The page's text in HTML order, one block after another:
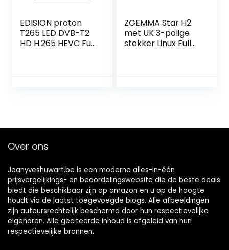
EDISION proton
T265 LED DVB-T2
HD H.265 HEVC Full
ZGEMMA Star H2
met UK 3-polige
stekker Linux Full
Over ons
Jeanyveshuwart.be is een moderne alles-in-één
prijsvergelijkings- en beoordelingswebsite die de beste deals
biedt die beschikbaar zijn op amazon en u op de hoogte
houdt via de laatst toegevoegde blogs. Alle afbeeldingen
zijn auteursrechtelijk beschermd door hun respectievelijke
eigenaren. Alle geciteerde inhoud is afgeleid van hun
respectievelijke bronnen.